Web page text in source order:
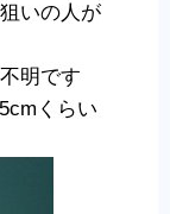
いの人が
明です
くらい